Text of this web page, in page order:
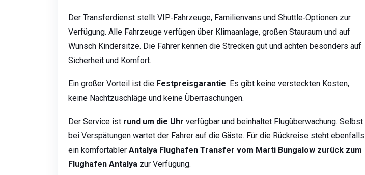
Der Transferdienst stellt VIP‑Fahrzeuge, Familienvans und Shuttle‑Optionen zur
Verfügung. Alle Fahrzeuge verfügen über Klimaanlage, großen Stauraum und auf
Wunsch Kindersitze. Die Fahrer kennen die Strecken gut und achten besonders auf
Sicherheit und Komfort.
Ein großer Vorteil ist die Festpreisgarantie. Es gibt keine versteckten Kosten,
keine Nachtzuschläge und keine Überraschungen.
Der Service ist rund um die Uhr verfügbar und beinhaltet Flugüberwachung. Selbst
bei Verspätungen wartet der Fahrer auf die Gäste. Für die Rückreise steht ebenfalls
ein komfortabler Antalya Flughafen Transfer vom Marti Bungalow zurück zum
Flughafen Antalya zur Verfügung.